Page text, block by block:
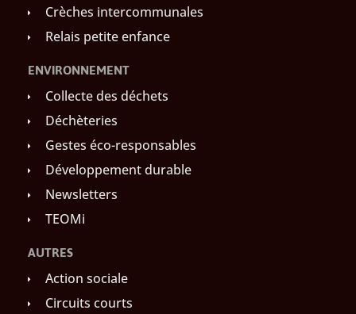
Crèches intercommunales
Relais petite enfance
ENVIRONNEMENT
Collecte des déchets
Déchèteries
Gestes éco-responsables
Développement durable
Newsletters
TEOMi
AUTRES
Action sociale
Circuits courts